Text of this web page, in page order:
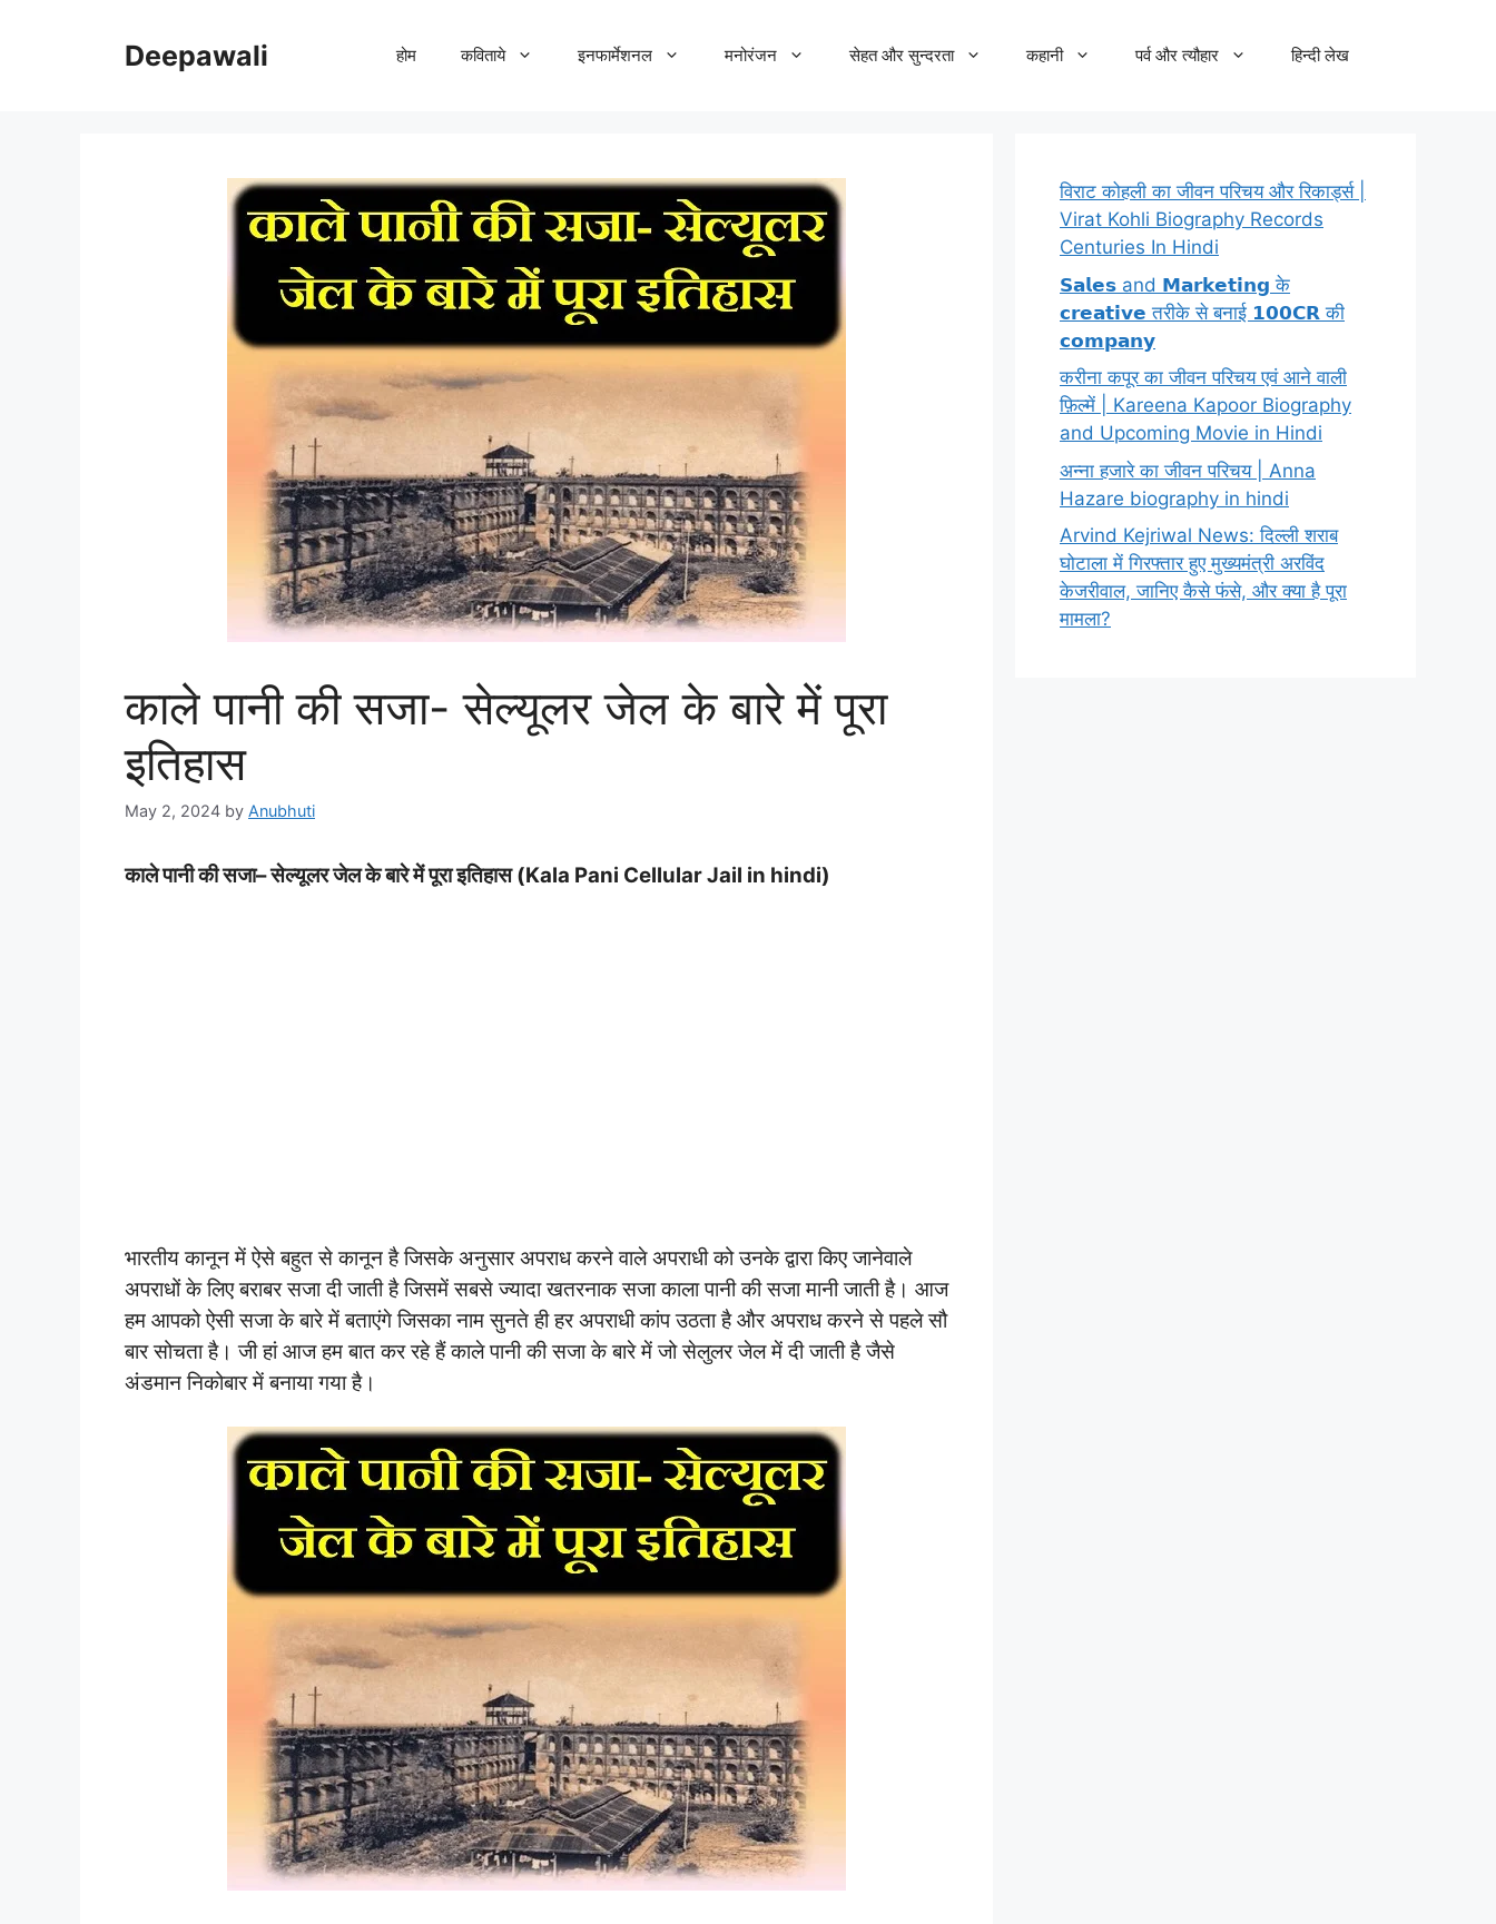
Deepawali होम कविताये इनफार्मेशनल मनोरंजन सेहत और सुन्दरता कहानी पर्व और त्यौहार हिन्दी लेख
काले पानी की सजा- सेल्यूलर जेल के बारे में पूरा
इतिहास
May 2, 2024 by Anubhuti
कालेपानी की सजा–सेल्यूलरजेल के बारे में पूरा इतिहास (Kala Pani Cellular Jail in hindi)
भारतीय कानून में ऐसे बहुत से कानून है जिसके अनुसार अपराध करने वाले अपराधी को उनके द्वारा किए जानेवाले
अपराधों के लिए बराबर सजा दी जाती है जिसमें सबसे ज्यादा खतरनाक सजा काला पानी की सजा मानी जाती है। आज
हम आपको ऐसी सजा के बारे में बताएंगे जिसका नाम सुनते ही हर अपराधी कांप उठता है और अपराध करने से पहले सौ
बार सोचता है। जी हां आज हम बात कर रहे हैं काले पानी की सजा के बारे में जो सेलुलर जेल में दी जाती है जैसे
अंडमान निकोबार में बनाया गया है।
विराट कोहली का जीवन परिचय और रिकार्ड्स |
Virat Kohli Biography Records
Centuries In Hindi
𝗦𝗮𝗹𝗲𝘀 and 𝗠𝗮𝗿𝗸𝗲𝘁𝗶𝗻𝗴 के
𝗰𝗿𝗲𝗮𝘁𝗶𝘃𝗲 तरीके से बनाई 𝟭𝟬𝟬𝗖𝗥 की
𝗰𝗼𝗺𝗽𝗮𝗻𝘆
करीना कपूर का जीवन परिचय एवं आने वाली
फ़िल्में | Kareena Kapoor Biography
and Upcoming Movie in Hindi
अन्ना हजारे का जीवन परिचय | Anna
Hazare biography in hindi
Arvind Kejriwal News: दिल्ली शराब
घोटाला में गिरफ्तार हुए मुख्यमंत्री अरविंद
केजरीवाल, जानिए कैसे फंसे, और क्या है पूरा
मामला?